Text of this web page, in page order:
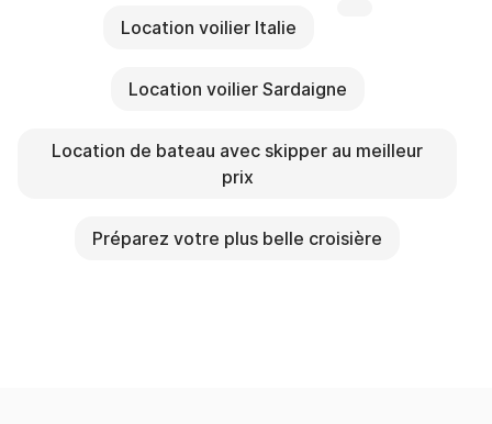
Location voilier Italie
Location voilier Sardaigne
Location de bateau avec skipper au meilleur
prix
Préparez votre plus belle croisière